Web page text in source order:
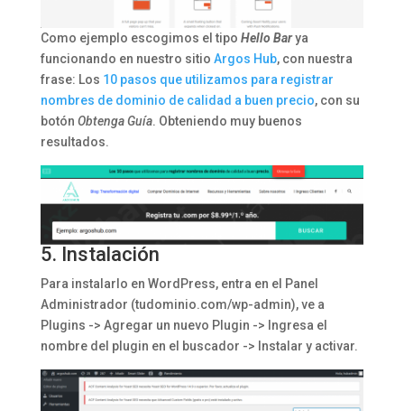
Como ejemplo escogimos el tipo Hello Barya
funcionando en nuestro sitio Argos Hub, con nuestra
frase: Los 10 pasos que utilizamos para registrar
nombres de dominio de calidad a buen precio, con su
botón Obtenga Guía. Obteniendo muy buenos
resultados.
5. Instalación
Para instalarlo en WordPress, entra en el Panel
Administrador (tudominio.com/wp-admin), ve a
Plugins -> Agregar un nuevo Plugin -> Ingresa el
nombre del plugin en el buscador -> Instalar y activar.